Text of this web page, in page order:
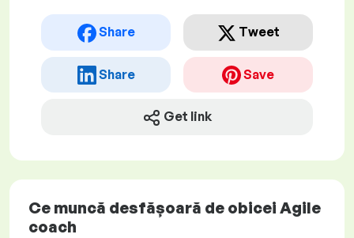
Share Tweet
Share Save
Get link
Ce muncă desfășoară de obicei Agile
coach